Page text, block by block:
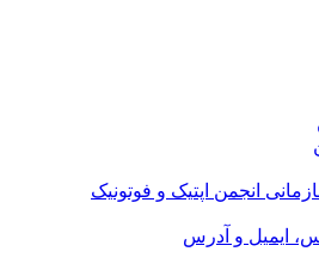
انجمن اپتیک و فوتونیک
ایمیل و آدرس